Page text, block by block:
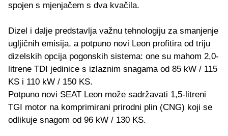
spojen s mjenjačem s dva kvačila.
Dizel i dalje predstavlja važnu tehnologiju za smanjenje
ugljičnih emisija, a potpuno novi Leon profitira od triju
dizelskih opcija pogonskih sistema: one su mahom 2,0-
litrene TDI jedinice s izlaznim snagama od 85 kW / 115
KS i 110 kW / 150 KS.
Potpuno novi SEAT Leon može sadržavati 1,5-litreni
TGI motor na komprimirani prirodni plin (CNG) koji se
odlikuje snagom od 96 kW / 130 KS.